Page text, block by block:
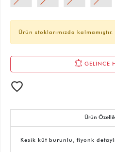
Ürün stoklarımızda kalmamıştır.
GELİNCE
Ürün
Kesik küt burunlu, fiyonk